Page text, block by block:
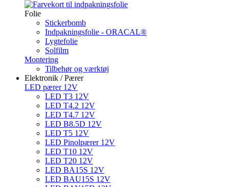
Folie
Stickerbomb
Indpakningsfolie - ORACAL®
Lygtefolie
Solfilm
Montering
Tilbehør og værktøj
Elektronik / Pærer
LED pærer 12V
LED T3 12V
LED T4.2 12V
LED T4.7 12V
LED B8.5D 12V
LED T5 12V
LED Pinolpærer 12V
LED T10 12V
LED T20 12V
LED BA15S 12V
LED BAU15S 12V